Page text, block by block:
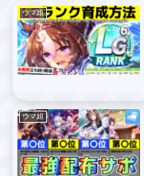
ウマ娘
ウマ娘